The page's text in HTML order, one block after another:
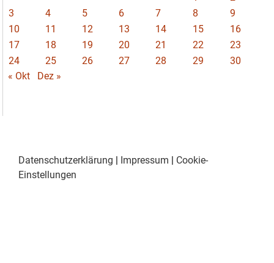
3
4 5 6 7 8
9
10
11 12 13 14 15
16
17
18 19 20 21 22
23
24
25 26 27 28 29
30
« Okt
Dez »
Datenschutzerklärung | Impressum | Cookie-
Einstellungen